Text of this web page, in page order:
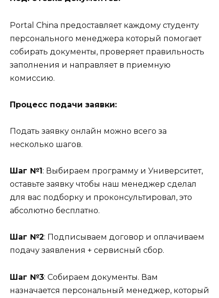
Portal China предоставляет каждому студенту
персонального менеджера который помогает
собирать документы, проверяет правильность
заполнения и направляет в приемную
комиссию.
Процесс подачи заявки:
Подать заявку онлайн можно всего за
несколько шагов.
Шаг №1 : Выбираем программу и Университет,
оставьте заявку чтобы наш менеджер сделал
для вас подборку и проконсультировал, это
абсолютно бесплатно.
Шаг №2: Подписываем договор и оплачиваем
подачу заявления + сервисный сбор.
Шаг №3: Собираем документы. Вам
назначается персональный менеджер, который